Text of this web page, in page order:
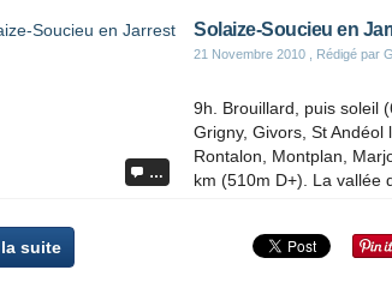
…
Solaize-Soucieu en
21 Novembre 2010 , Rédigé par
9h. Brouillard, puis soleil
Grigny, Givors, St
Rontalon, Montplan,
km (510m D+). La vallée
suite